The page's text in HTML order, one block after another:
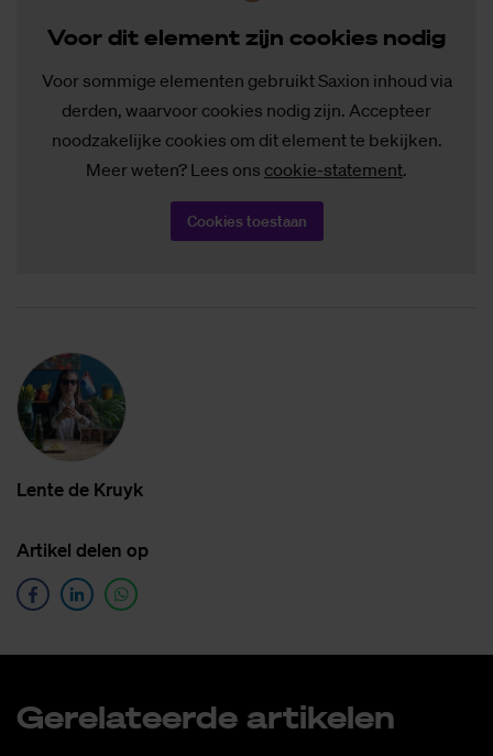
Voor dit ele­ment zijn coo­kies no­dig
Voor sommige elementen gebruikt Saxion inhoud via
derden, waarvoor cookies nodig zijn. Accepteer
noodzakelijke cookies om dit element te bekijken.
Meer weten? Lees ons cookie-statement.
Cookies toestaan
Len­te de Kruyk
Ar­ti­kel de­len op
Ge­re­la­teer­de ar­ti­ke­len